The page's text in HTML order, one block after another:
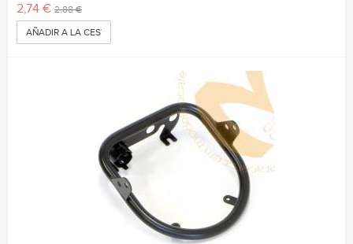
2,74 € 2,88 €
AÑADIR A LA CESTA